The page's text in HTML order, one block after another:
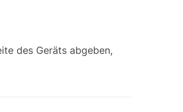
des Geräts abgeben,